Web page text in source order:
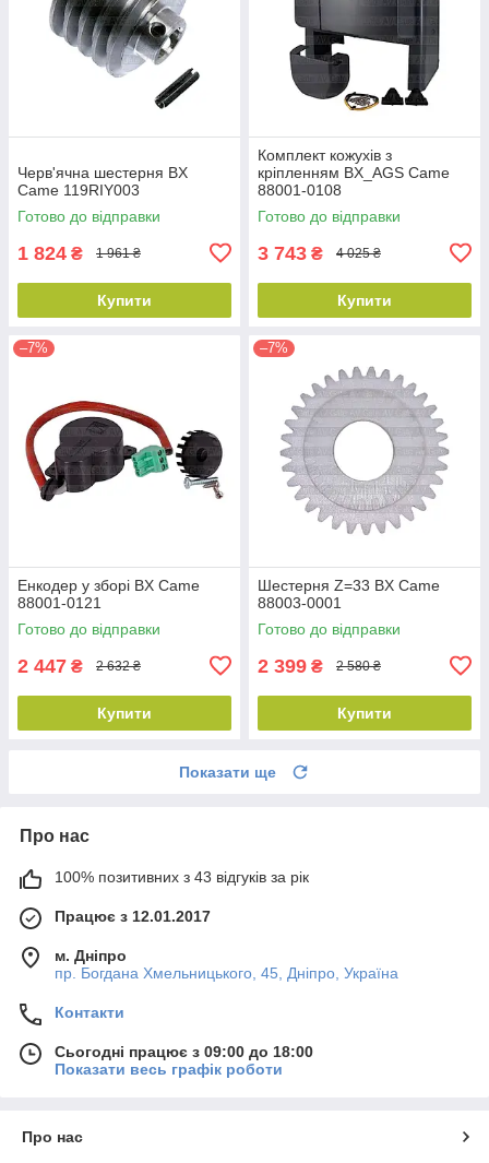
Черв'ячна шестерня BX
Came 119RIY003
Готово до відправки
1 824 ₴ 1 961 ₴
Купити
Комплект кожухів з
кріпленням BX_AGS Came
88001-0108
Готово до відправки
3 743 ₴ 4 025 ₴
Купити
–7%
Енкодер у зборі BX Came
88001-0121
Готово до відправки
2 447 ₴ 2 632 ₴
Купити
–7%
Шестерня Z=33 BX Came
88003-0001
Готово до відправки
2 399 ₴ 2 580 ₴
Купити
Показати ще
Про нас
100% позитивних з 43 відгуків за рік
Працює з 12.01.2017
м. Дніпро
пр. Богдана Хмельницького, 45, Дніпро, Україна
Контакти
Сьогодні працює з 09:00 до 18:00
Показати весь графік роботи
Про нас